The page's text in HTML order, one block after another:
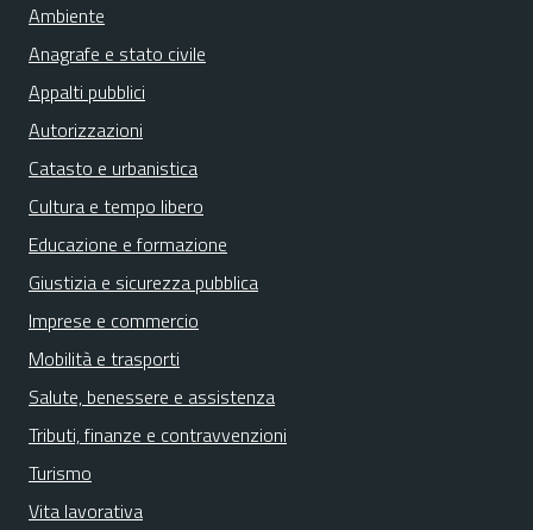
Ambiente
Anagrafe e stato civile
Appalti pubblici
Autorizzazioni
Catasto e urbanistica
Cultura e tempo libero
Educazione e formazione
Giustizia e sicurezza pubblica
Imprese e commercio
Mobilità e trasporti
Salute, benessere e assistenza
Tributi, finanze e contravvenzioni
Turismo
Vita lavorativa